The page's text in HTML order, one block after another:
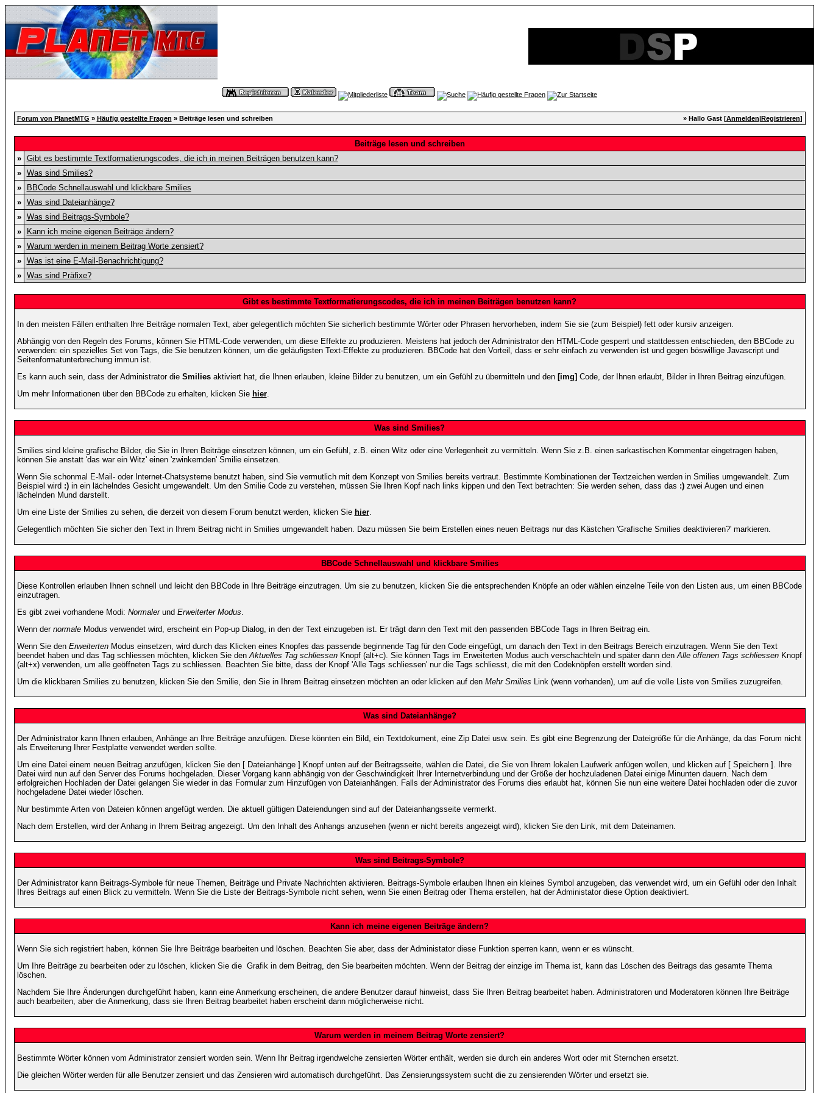
Forum von PlanetMTG » Häufig gestellte Fragen » Beiträge lesen und schreiben » Hallo Gast [Anmelden|Registrieren]
Beiträge lesen und schreiben
»
Gibt es bestimmte Textformatierungscodes, die ich in meinen Beiträgen benutzen kann?
»
Was sind Smilies?
»
BBCode Schnellauswahl und klickbare Smilies
»
Was sind Dateianhänge?
»
Was sind Beitrags-Symbole?
»
Kann ich meine eigenen Beiträge ändern?
»
Warum werden in meinem Beitrag Worte zensiert?
»
Was ist eine E-Mail-Benachrichtigung?
»
Was sind Präfixe?
Gibt es bestimmte Textformatierungscodes, die ich in meinen Beiträgen benutzen kann?
In den meisten Fällen enthalten Ihre Beiträge normalen Text, aber gelegentlich möchten Sie sicherlich bestimmte Wörter oder Phrasen hervorheben, indem Sie sie (zum Beispiel) fett oder kursiv anzeigen.
Abhängig von den Regeln des Forums, können Sie HTML-Code verwenden, um diese Effekte zu produzieren. Meistens hat jedoch der Administrator den HTML-Code gesperrt und stattdessen entschieden, den BBCode zu
verwenden: ein spezielles Set von Tags, die Sie benutzen können, um die geläufigsten Text-Effekte zu produzieren. BBCode hat den Vorteil, dass er sehr einfach zu verwenden ist und gegen böswillige Javascript und
Seitenformatunterbrechung immun ist.
Es kann auch sein, dass der Administrator die Smiliesaktiviert hat, die Ihnen erlauben, kleine Bilder zu benutzen, um ein Gefühl zu übermitteln und den [img] Code, der Ihnen erlaubt, Bilder in Ihren Beitrag einzufügen.
Um mehr Informationen über den BBCode zu erhalten, klicken Sie hier.
Was sind Smilies?
Smilies sind kleine grafische Bilder, die Sie in Ihren Beiträge einsetzen können, um ein Gefühl, z.B. einen Witz oder eine Verlegenheit zu vermitteln. Wenn Sie z.B. einen sarkastischen Kommentar eingetragen haben,
können Sie anstatt 'das war ein Witz' einen 'zwinkernden' Smilie einsetzen.
Wenn Sie schonmal E-Mail- oder Internet-Chatsysteme benutzt haben, sind Sie vermutlich mit dem Konzept von Smilies bereits vertraut. Bestimmte Kombinationen der Textzeichen werden in Smilies umgewandelt. Zum
Beispiel wird :)in ein lächelndes Gesicht umgewandelt. Um den Smilie Code zu verstehen, müssen Sie Ihren Kopf nach links kippen und den Text betrachten: Sie werden sehen, dass das :)zwei Augen und einen
lächelnden Mund darstellt.
Um eine Liste der Smilies zu sehen, die derzeit von diesem Forum benutzt werden, klicken Sie hier.
Gelegentlich möchten Sie sicher den Text in Ihrem Beitrag nicht in Smilies umgewandelt haben. Dazu müssen Sie beim Erstellen eines neuen Beitrags nur das Kästchen 'Grafische Smilies deaktivieren?' markieren.
BBCode Schnellauswahl und klickbare Smilies
Diese Kontrollen erlauben Ihnen schnell und leicht den BBCode in Ihre Beiträge einzutragen. Um sie zu benutzen, klicken Sie die entsprechenden Knöpfe an oder wählen einzelne Teile von den Listen aus, um einen BBCode
einzutragen.
Es gibt zwei vorhandene Modi: Normalerund Erweiterter Modus.
Wenn der normaleModus verwendet wird, erscheint ein Pop-up Dialog, in den der Text einzugeben ist. Er trägt dann den Text mit den passenden BBCode Tags in Ihren Beitrag ein.
Wenn Sie den ErweitertenModus einsetzen, wird durch das Klicken eines Knopfes das passende beginnende Tag für den Code eingefügt, um danach den Text in den Beitrags Bereich einzutragen. Wenn Sie den Text
beendet haben und das Tag schliessen möchten, klicken Sie denAktuelles Tag schliessenKnopf (alt+c). Sie können Tags im Erweiterten Modus auch verschachteln und später dann denAlle offenen Tags schliessenKnopf
(alt+x) verwenden, um alle geöffneten Tags zu schliessen. Beachten Sie bitte, dass der Knopf 'Alle Tags schliessen' nur die Tags schliesst, die mit den Codeknöpfen erstellt worden sind.
Um die klickbaren Smilies zu benutzen, klicken Sie den Smilie, den Sie in Ihrem Beitrag einsetzen möchten an oder klicken auf den Mehr Smilies Link (wenn vorhanden), um auf die volle Liste von Smilies zuzugreifen.
Was sind Dateianhänge?
Der Administrator kann Ihnen erlauben, Anhänge an Ihre Beiträge anzufügen. Diese könnten ein Bild, ein Textdokument, eine Zip Datei usw. sein. Es gibt eine Begrenzung der Dateigröße für die Anhänge, da das Forum nicht
als Erweiterung Ihrer Festplatte verwendet werden sollte.
Um eine Datei einem neuen Beitrag anzufügen, klicken Sie den [ Dateianhänge ] Knopf unten auf der Beitragsseite, wählen die Datei, die Sie von Ihrem lokalen Laufwerk anfügen wollen, und klicken auf [ Speichern ]. Ihre
Datei wird nun auf den Server des Forums hochgeladen. Dieser Vorgang kann abhängig von der Geschwindigkeit Ihrer Internetverbindung und der Größe der hochzuladenen Datei einige Minunten dauern. Nach dem
erfolgreichen Hochladen der Datei gelangen Sie wieder in das Formular zum Hinzufügen von Dateianhängen. Falls der Administrator des Forums dies erlaubt hat, können Sie nun eine weitere Datei hochladen oder die zuvor
hochgeladene Datei wieder löschen.
Nur bestimmte Arten von Dateien können angefügt werden. Die aktuell gültigen Dateiendungen sind auf der Dateianhangsseite vermerkt.
Nach dem Erstellen, wird der Anhang in Ihrem Beitrag angezeigt. Um den Inhalt des Anhangs anzusehen (wenn er nicht bereits angezeigt wird), klicken Sie den Link, mit dem Dateinamen.
Was sind Beitrags-Symbole?
Der Administrator kann Beitrags-Symbole für neue Themen, Beiträge und Private Nachrichten aktivieren. Beitrags-Symbole erlauben Ihnen ein kleines Symbol anzugeben, das verwendet wird, um ein Gefühl oder den Inhalt
Ihres Beitrags auf einen Blick zu vermitteln. Wenn Sie die Liste der Beitrags-Symbole nicht sehen, wenn Sie einen Beitrag oder Thema erstellen, hat der Administator diese Option deaktiviert.
Kann ich meine eigenen Beiträge ändern?
Wenn Sie sich registriert haben, können Sie Ihre Beiträge bearbeiten und löschen. Beachten Sie aber, dass der Administator diese Funktion sperren kann, wenn er es wünscht.
Um Ihre Beiträge zu bearbeiten oder zu löschen, klicken Sie die Grafik in dem Beitrag, den Sie bearbeiten möchten. Wenn der Beitrag der einzige im Thema ist, kann das Löschen des Beitrags das gesamte Thema
löschen.
Nachdem Sie Ihre Änderungen durchgeführt haben, kann eine Anmerkung erscheinen, die andere Benutzer darauf hinweist, dass Sie Ihren Beitrag bearbeitet haben. Administratoren und Moderatoren können Ihre Beiträge
auch bearbeiten, aber die Anmerkung, dass sie Ihren Beitrag bearbeitet haben erscheint dann möglicherweise nicht.
Warum werden in meinem Beitrag Worte zensiert?
Bestimmte Wörter können vom Administrator zensiert worden sein. Wenn Ihr Beitrag irgendwelche zensierten Wörter enthält, werden sie durch ein anderes Wort oder mit Sternchen ersetzt.
Die gleichen Wörter werden für alle Benutzer zensiert und das Zensieren wird automatisch durchgeführt. Das Zensierungssystem sucht die zu zensierenden Wörter und ersetzt sie.